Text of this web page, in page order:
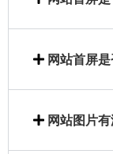
网站首屏
网站图片